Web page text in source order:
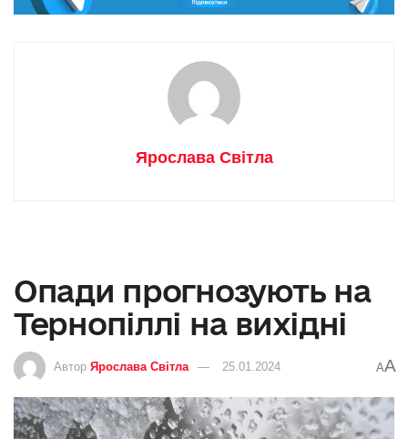
Ярослава Світла
Опади прогнозують на
Тернопіллі на вихідні
Автор Ярослава Світла 25.01.2024 AA